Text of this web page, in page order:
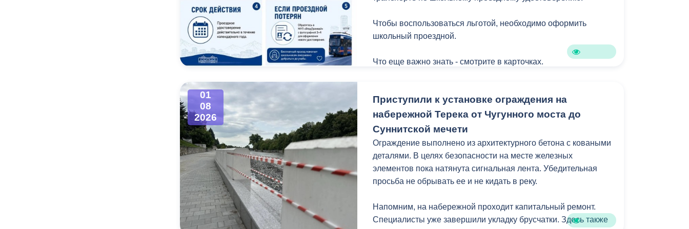
Чтобы воспользоваться льготой, необходимо оформить
школьный проездной.
Что еще важно знать - смотрите в карточках.
01
08
2026
Приступили к установке ограждения на
набережной Терека от Чугунного моста до
Суннитской мечети
Ограждение выполнено из архитектурного бетона с коваными
деталями. В целях безопасности на месте железных
элементов пока натянута сигнальная лента. Убедительная
просьба не обрывать ее и не кидать в реку.
Напомним, на набережной проходит капитальный ремонт.
Специалисты уже завершили укладку брусчатки. Здесь также